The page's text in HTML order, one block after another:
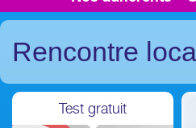
Rencontre
Test gratuit